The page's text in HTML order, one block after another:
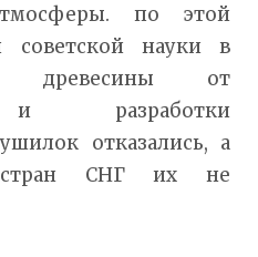
по этой
советской науки в
древесины от
и разработки
отказались, а
стран СНГ их не